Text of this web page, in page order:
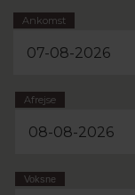
Ankomst
Afrejse
Voksne